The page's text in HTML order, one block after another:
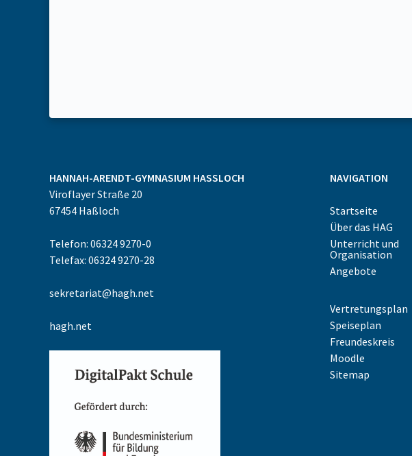
HANNAH-ARENDT-GYMNASIUM HASSLOCH
Viroflayer Straße 20
67454 Haßloch
Telefon: 06324 9270-0
Telefax: 06324 9270-28
sekretariat@hagh.net
hagh.net
NAVIGATION
Startseite
Über das HAG
Unterricht und
Organisation
Angebote
Vertretungsplan
Speiseplan
Freundeskreis
Moodle
Sitemap